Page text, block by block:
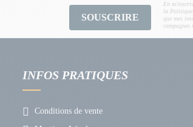
SOUSCRIRE
En
la Politique
que mes
campagnes
INFOS PRATIQUES
Conditions de vente